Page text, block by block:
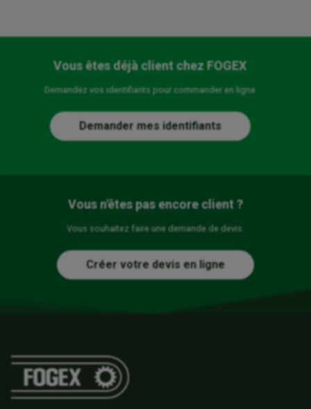
Vous êtes déjà client chez FOGEX
Demandez vos identifiants pour commander en ligne
Demander mes identifiants
Vous n'êtes pas encore client ?
Vous souhaitez faire une demande de devis.
Créer votre devis en ligne